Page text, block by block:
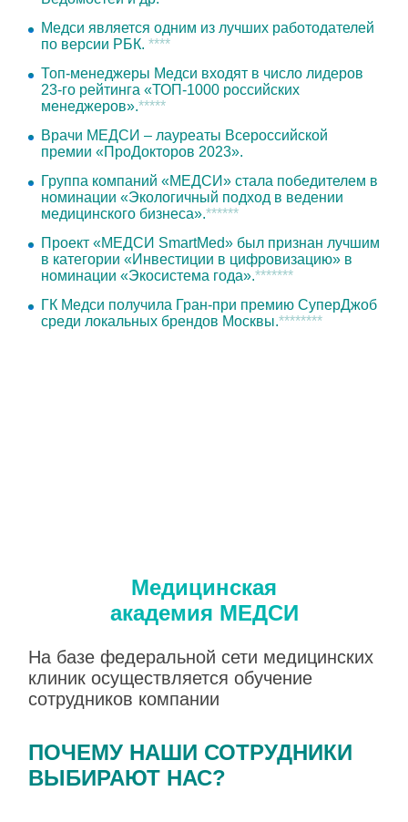
Медси является одним из лучших работодателей
по версии РБК. ****
Топ-менеджеры Медси входят в число лидеров
23-го рейтинга «ТОП-1000 российских
менеджеров».*****
Врачи МЕДСИ – лауреаты Всероссийской
премии «ПроДокторов 2023».
Группа компаний «МЕДСИ» стала победителем в
номинации «Экологичный подход в ведении
медицинского бизнеса».******
Проект «МЕДСИ SmartMed» был признан лучшим
в категории «Инвестиции в цифровизацию» в
номинации «Экосистема года».*******
ГК Медси получила Гран-при премию СуперДжоб
среди локальных брендов Москвы.********
Медицинская
академия МЕДСИ
На базе федеральной сети медицинских
клиник осуществляется обучение
сотрудников компании
ПОЧЕМУ НАШИ СОТРУДНИКИ
ВЫБИРАЮТ НАС?